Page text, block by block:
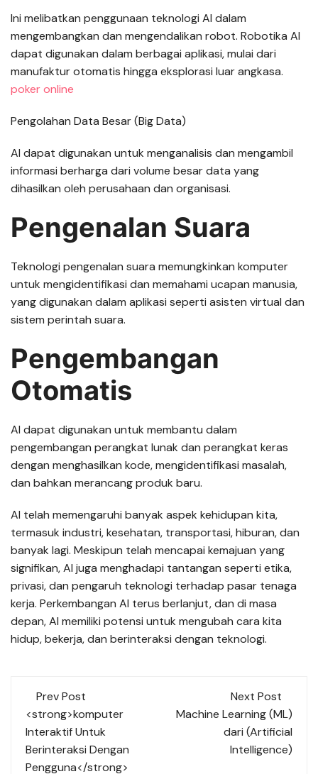
Ini melibatkan penggunaan teknologi AI dalam
mengembangkan dan mengendalikan robot. Robotika AI
dapat digunakan dalam berbagai aplikasi, mulai dari
manufaktur otomatis hingga eksplorasi luar angkasa.
poker online
Pengolahan Data Besar (Big Data)
AI dapat digunakan untuk menganalisis dan mengambil
informasi berharga dari volume besar data yang
dihasilkan oleh perusahaan dan organisasi.
Pengenalan Suara
Teknologi pengenalan suara memungkinkan komputer
untuk mengidentifikasi dan memahami ucapan manusia,
yang digunakan dalam aplikasi seperti asisten virtual dan
sistem perintah suara.
Pengembangan
Otomatis
AI dapat digunakan untuk membantu dalam
pengembangan perangkat lunak dan perangkat keras
dengan menghasilkan kode, mengidentifikasi masalah,
dan bahkan merancang produk baru.
AI telah memengaruhi banyak aspek kehidupan kita,
termasuk industri, kesehatan, transportasi, hiburan, dan
banyak lagi. Meskipun telah mencapai kemajuan yang
signifikan, AI juga menghadapi tantangan seperti etika,
privasi, dan pengaruh teknologi terhadap pasar tenaga
kerja. Perkembangan AI terus berlanjut, dan di masa
depan, AI memiliki potensi untuk mengubah cara kita
hidup, bekerja, dan berinteraksi dengan teknologi.
Post
navigation
Prev Post
<strong>komputer
Interaktif Untuk
Berinteraksi Dengan
Pengguna</strong>
Next Post
Machine Learning (ML)
dari (Artificial
Intelligence)